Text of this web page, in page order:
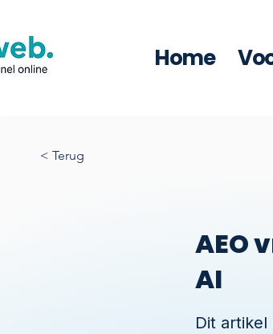
Home
< Terug
AEO
AI
Dit artikel